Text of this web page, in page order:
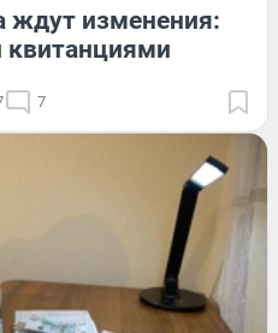
ждут изменения:
квитанциями
7